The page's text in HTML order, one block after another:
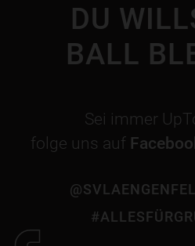
DU
BALL
Sei immer
folge uns auf